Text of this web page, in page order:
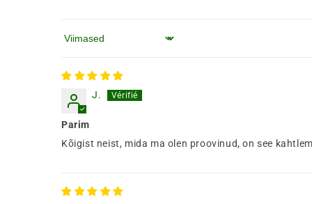
Järjesta järgi
J.
Parim
Kõigist neist, mida ma olen proovinud, on see